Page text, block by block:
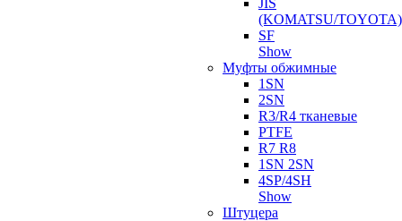
JIS
(KOMATSU/TOYOTA)
SF
Show
Муфты обжимные
1SN
2SN
R3/R4 тканевые
PTFE
R7 R8
1SN 2SN
4SP/4SH
Show
Штуцера